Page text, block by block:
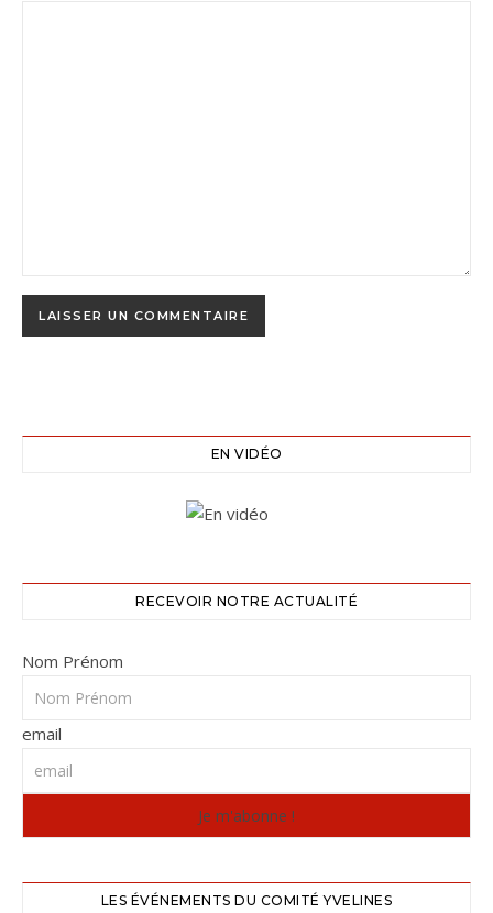
EN VIDÉO
RECEVOIR NOTRE ACTUALITÉ
Nom Prénom
email
LES ÉVÉNEMENTS DU COMITÉ YVELINES